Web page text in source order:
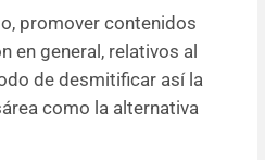
promover contenidos
en general, relativos al
de desmitificar así la
como la alternativa